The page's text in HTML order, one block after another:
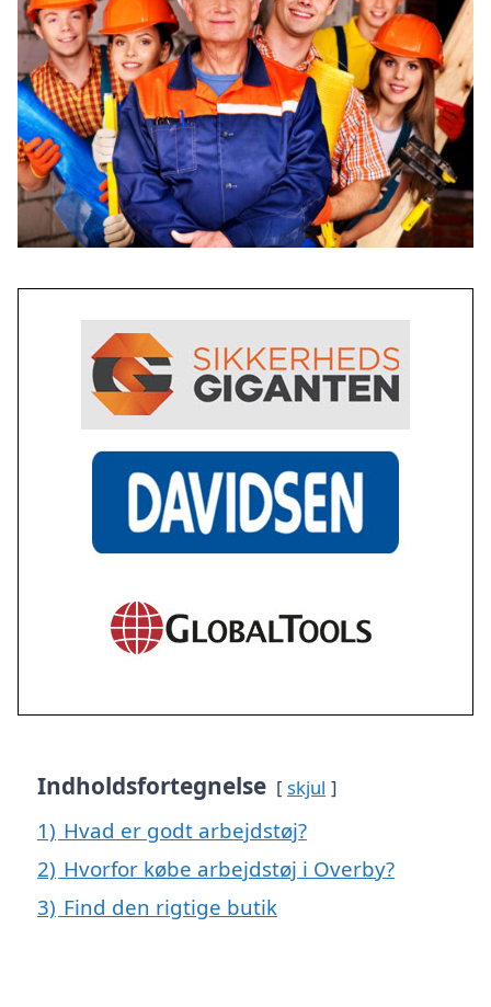
Indholdsfortegnelse skjul
1) Hvad er godt arbejdstøj?
2) Hvorfor købe arbejdstøj i Overby?
3) Find den rigtige butik